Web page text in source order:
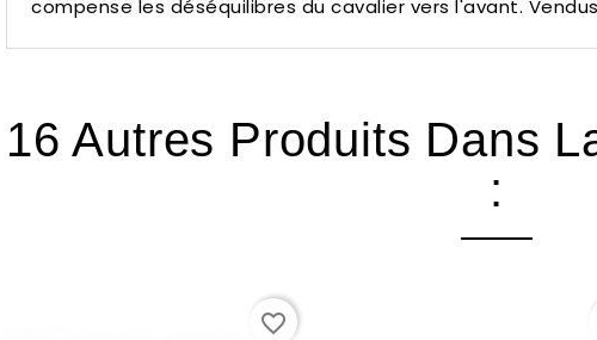
compense les déséquilibres du cavalier vers l'avant.
16 Autres Produits Dans
:
favorite_border